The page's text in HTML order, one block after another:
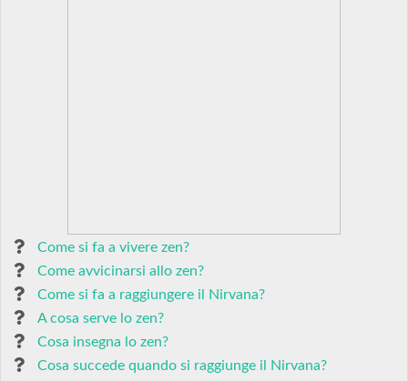
Come si fa a vivere zen?
Come avvicinarsi allo zen?
Come si fa a raggiungere il Nirvana?
A cosa serve lo zen?
Cosa insegna lo zen?
Cosa succede quando si raggiunge il Nirvana?